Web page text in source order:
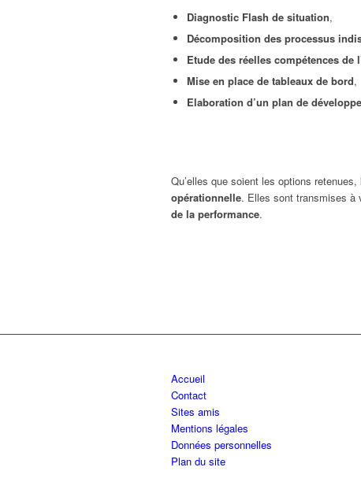
Diagnostic Flash de situation,
Décomposition des processus
Etude des réelles compétences de
Mise en place de tableaux de bord,
Elaboration d’un plan de
Qu’elles que soient les options
opérationnelle. Elles sont transmises à
de la performance.
Accueil
Contact
Sites amis
Mentions légales
Données personnelles
Plan du site